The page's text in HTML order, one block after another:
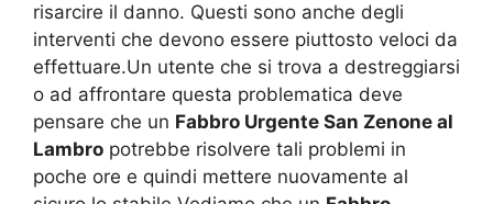
risarcire il danno. Questi sono anche degli
interventi che devono essere piuttosto veloci da
effettuare.Un utente che si trova a destreggiarsi
o ad affrontare questa problematica deve
pensare che un Fabbro Urgente San Zenone al
Lambro potrebbe risolvere tali problemi in
poche ore e quindi mettere nuovamente al